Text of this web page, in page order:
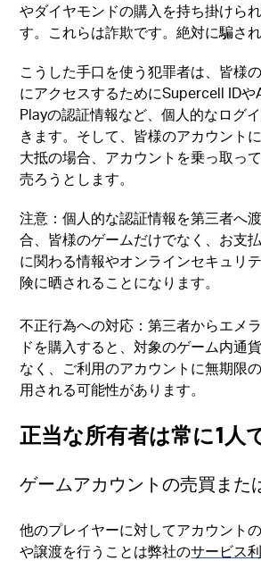
やダイヤモンドの購入を持ち掛けら
す。これらは詐欺です。絶対に騙さ
こうした手口を使う犯罪者は、皆様
にアクセスするためにSupercell ID
Playの認証情報など、個人的なログ
きます。そして、皆様のアカウント
大抵の場合、アカウントを乗っ取っ
売ろうとします。
注意：個人的な認証情報を第三者へ
合、皆様のゲームだけでなく、お支
に関わる情報やオンラインセキュリ
険に晒されることになります。
不正行為への対応：第三者からエメ
ドを購入すると、対象のゲーム内通
なく、ご利用のアカウントに無期限
用される可能性があります。
正当な所有者は常に1人
ゲームアカウントの売買また
他のプレイヤーに対してアカウント
や譲渡を行うことは弊社のサービス